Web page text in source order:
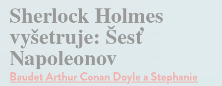
Sherlock Holmes
vyšetruje: Šesť
Napoleonov
Baudet Arthur Conan Doyle a Stephanie